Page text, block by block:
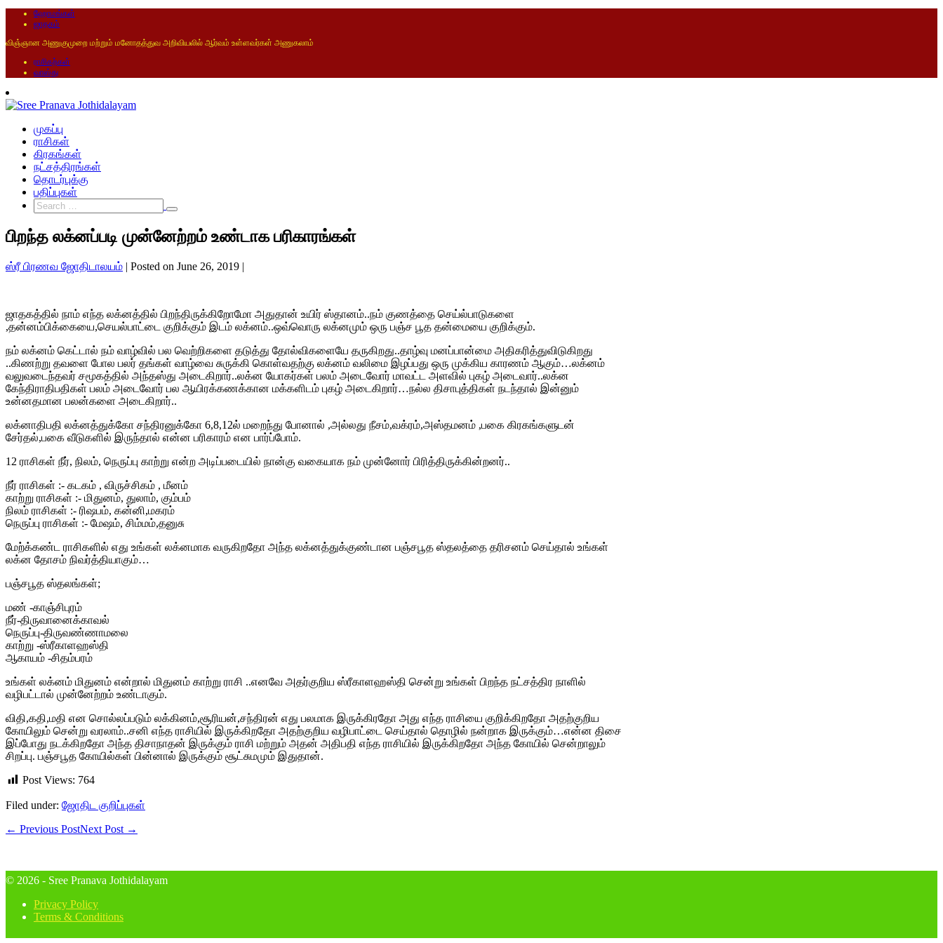
ஹோமங்கள்
ஜாதகம்
விஞ்ஞான அணுகுமுறை மற்றும் மனோதத்துவ அறிவியலில் ஆர்வம் உள்ளவர்கள் அணுகலாம்
ராசிகற்கள்
வாஸ்து
முகப்பு
ராசிகள்
கிரகங்கள்
நட்சத்திரங்கள்
தொடர்புக்கு
பதிப்புகள்
பிறந்த லக்னப்படி முன்னேற்றம் உண்டாக பரிகாரங்கள்
ஸ்ரீ பிரணவ ஜோதிடாலயம் | Posted on June 26, 2019 |
ஜாதகத்தில் நாம் எந்த லக்னத்தில் பிறந்திருக்கிறோமோ அதுதான் உயிர் ஸ்தானம்..நம் குணத்தை செய்ல்பாடுகளை
,தன்னம்பிக்கையை,செயல்பாட்டை குறிக்கும் இடம் லக்னம்..ஒவ்வொரு லக்னமும் ஒரு பஞ்ச பூத தன்மையை குறிக்கும்.
நம் லக்னம் கெட்டால் நம் வாழ்வில் பல வெற்றிகளை தடுத்து தோல்விகளையே தருகிறது..தாழ்வு மனப்பான்மை அதிகரித்துவிடுகிறது
..கிணற்று தவளை போல பலர் தங்கள் வாழ்வை சுருக்கி கொள்வதற்கு லக்னம் வலிமை இழப்பது ஒரு முக்கிய காரணம் ஆகும்…லக்னம்
வலுவடைந்தவர் சமூகத்தில் அந்தஸ்து அடைகிறார்..லக்ன யோகர்கள் பலம் அடைவோர் மாவட்ட அளவில் புகழ் அடைவார்..லக்ன
கேந்திராதிபதிகள் பலம் அடைவோர் பல ஆயிரக்கணக்கான மக்களிடம் புகழ் அடைகிறார்…நல்ல திசாபுத்திகள் நடந்தால் இன்னும்
உன்னதமான பலன்களை அடைகிறார்..
லக்னாதிபதி லக்னத்துக்கோ சந்திரனுக்கோ 6,8,12ல் மறைந்து போனால் ,அல்லது நீசம்,வக்ரம்,அஸ்தமனம் ,பகை கிரகங்களுடன்
சேர்தல்,பகை வீடுகளில் இருந்தால் என்ன பரிகாரம் என பார்ப்போம்.
12 ராசிகள் நீர், நிலம், நெருப்பு காற்று என்ற அடிப்படையில் நான்கு வகையாக நம் முன்னோர் பிரித்திருக்கின்றனர்..
நீர் ராசிகள் :- கடகம் , விருச்சிகம் , மீனம்
காற்று ராசிகள் :- மிதுனம், துலாம், கும்பம்
நிலம் ராசிகள் :- ரிஷபம், கன்னி,மகரம்
நெருப்பு ராசிகள் :- மேஷம், சிம்மம்,தனுசு
மேற்க்கண்ட ராசிகளில் எது உங்கள் லக்னமாக வருகிறதோ அந்த லக்னத்துக்குண்டான பஞ்சபூத ஸ்தலத்தை தரிசனம் செய்தால் உங்கள்
லக்ன தோசம் நிவர்த்தியாகும்…
பஞ்சபூத ஸ்தலங்கள்;
மண் -காஞ்சிபுரம்
நீர்-திருவானைக்காவல்
நெருப்பு-திருவண்ணாமலை
காற்று -ஸ்ரீகாளஹஸ்தி
ஆகாயம் -சிதம்பரம்
உங்கள் லக்னம் மிதுனம் என்றால் மிதுனம் காற்று ராசி ..எனவே அதர்குறிய ஸ்ரீகாளஹஸ்தி சென்று உங்கள் பிறந்த நட்சத்திர நாளில்
வழிபட்டால் முன்னேற்றம் உண்டாகும்.
விதி,கதி,மதி என சொல்லப்படும் லக்கினம்,சூரியன்,சந்திரன் எது பலமாக இருக்கிரதோ அது எந்த ராசியை குறிக்கிறதோ அதற்குறிய
கோயிலும் சென்று வரலாம்..சனி எந்த ராசியில் இருக்கிறதோ அதற்குறிய வழிபாட்டை செய்தால் தொழில் நன்றாக இருக்கும்…என்ன திசை
இப்போது நடக்கிறதோ அந்த திசாநாதன் இருக்கும் ராசி மற்றும் அதன் அதிபதி எந்த ராசியில் இருக்கிறதோ அந்த கோயில் சென்றாலும்
சிறப்பு. பஞ்சபூத கோயில்கள் பின்னால் இருக்கும் சூட்சுமமும் இதுதான்.
Post Views: 764
Filed under: ஜோதிட குறிப்புகள்
← Previous PostNext Post →
© 2026 - Sree Pranava Jothidalayam
Privacy Policy
Terms & Conditions